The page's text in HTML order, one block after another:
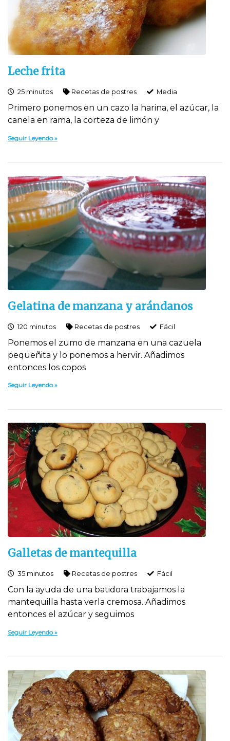
Leche frita
25 minutos Recetas de postres Media
Primero ponemos en un cazo la harina, el azúcar, la
canela en rama, la corteza de limón y
Seguir Leyendo
Gelatina de manzana y arándanos
120 minutos Recetas de postres Fácil
Ponemos el zumo de manzana en una cazuela
pequeñita y lo ponemos a hervir. Añadimos
entonces los copos
Seguir Leyendo
Galletas de mantequilla
35 minutos Recetas de postres Fácil
Con la ayuda de una batidora trabajamos la
mantequilla hasta verla cremosa. Añadimos
entonces el azúcar y seguimos
Seguir Leyendo